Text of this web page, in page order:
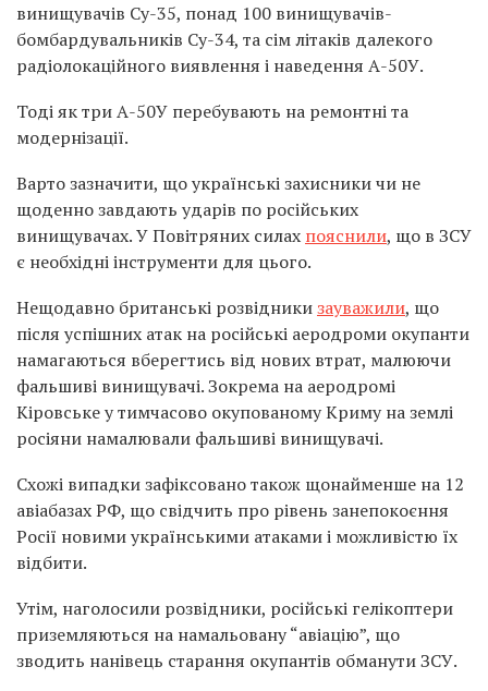
винищувачів Су-35, понад 100 винищувачів-
бомбардувальників Су-34, та сім літаків далекого
радіолокаційного виявлення і наведення А-50У.
Тоді як три А-50У перебувають на ремонтні та
модернізації.
Варто зазначити, що українські захисники чи не
щоденно завдають ударів по російських
винищувачах. У Повітряних силах пояснили, що в ЗСУ
є необхідні інструменти для цього.
Нещодавно британські розвідникизауважили, що
після успішних атак на російські аеродроми окупанти
намагаються вберегтись від нових втрат, малюючи
фальшиві винищувачі. Зокрема на аеродромі
Кіровське у тимчасово окупованому Криму на землі
росіяни намалювали фальшиві винищувачі.
Схожі випадки зафіксовано також щонайменше на 12
авіабазах РФ, що свідчить про рівень занепокоєння
Росії новими українськими атаками і можливістю їх
відбити.
Утім, наголосили розвідники, російські гелікоптери
приземляються на намальовану “авіацію”, що
зводить нанівець старання окупантів обманути ЗСУ.